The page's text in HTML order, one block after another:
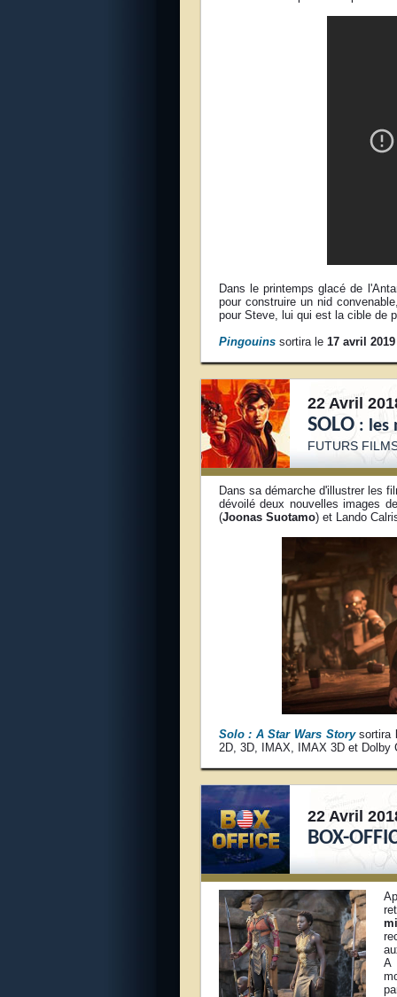
Dans le printemps glacé de
pour construire un nid
pour Steve, lui qui est la cible de
Pingouinssortira le 17 avril 2019
22 Avril
SOLO : les
FUTURS
Dans sa démarche d'illustrer les
dévoilé deux nouvelles images
(Joonas Suotamo) et Lando
Solo : A Star Wars Storysortira
2D, 3D, IMAX, IMAX 3D et Dolby
22 Avril
BOX-
A